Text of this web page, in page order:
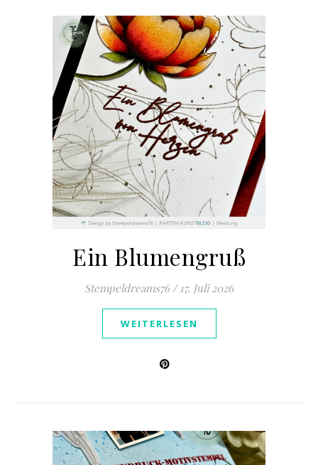
Ein Blumengruß
Stempeldreams76 / 17. Juli 2026
WEITERLESEN